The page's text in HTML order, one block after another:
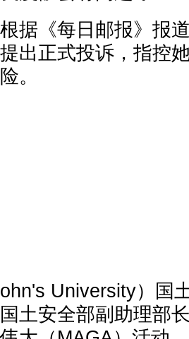
根据《每日邮报》报
提出正式投诉，指控
险。
ohn's University）国
国土安全部副助理部